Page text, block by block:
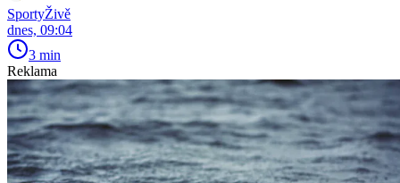
SportyŽivě
dnes, 09:04
3 min
Reklama